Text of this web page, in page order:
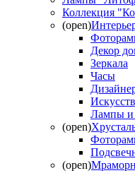
Коллекция
(open)
Декор
Зеркала
Часы
Лампы и
(open)
(open)